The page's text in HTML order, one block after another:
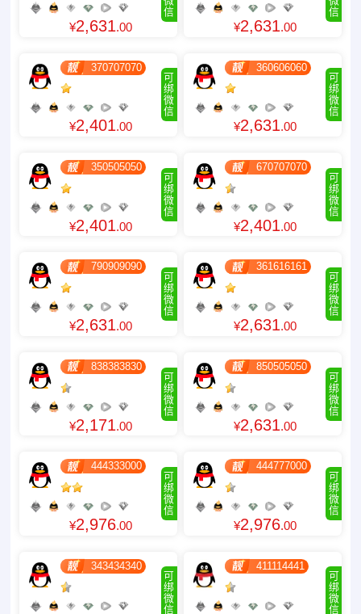
信
¥2,631.00
信
¥2,631.00
可
绑
微
信
370707070
¥2,401.00
可
绑
微
信
360606060
¥2,631.00
可
绑
微
信
350505050
¥2,401.00
可
绑
微
信
670707070
¥2,401.00
可
绑
微
信
790909090
¥2,631.00
可
绑
微
信
361616161
¥2,631.00
可
绑
微
信
838383830
¥2,171 .00
可
绑
微
信
850505050
¥2,631 .00
可
绑
微
信
444333000
¥2,976.00
可
绑
微
信
444777000
¥2,976.00
可
绑
微
信
343434340
可
绑
微
信
411114441